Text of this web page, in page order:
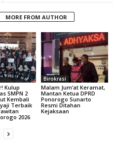
MORE FROM AUTHOR
Kulup
SMPN 2
Kembali
Terbaik
2026
Birokrasi
Malam Jum’at Keramat,
Mantan Ketua DPRD
Ponorogo Sunarto
Resmi Ditahan
Kejaksaan